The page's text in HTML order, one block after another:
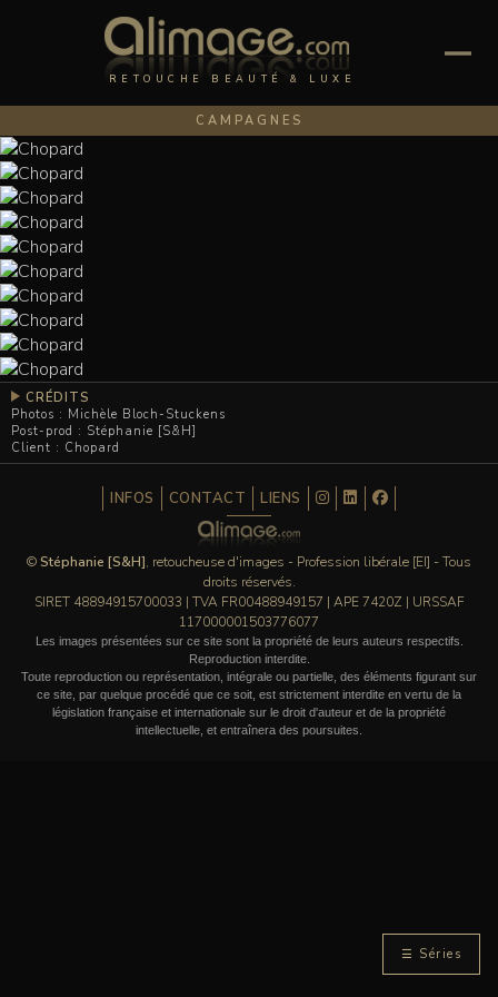
RETOUCHE BEAUTÉ & LUXE
CAMPAGNES
CRÉDITS
Photos : Michèle Bloch-Stuckens
Post-prod : Stéphanie [S&H]
Client : Chopard
☰ Séries
INFOS CONTACT LIENS
©Stéphanie [S&H], retoucheuse d'images - Profession libérale [EI] - Tous
droits réservés.
SIRET 48894915700033 | TVA FR00488949157 | APE 7420Z | URSSAF
117000001503776077
Les images présentées sur ce site sont la propriété de leurs auteurs respectifs.
Reproduction interdite.
Toute reproduction ou représentation, intégrale ou partielle, des éléments figurant sur
ce site, par quelque procédé que ce soit, est strictement interdite en vertu de la
législation française et internationale sur le droit d'auteur et de la propriété
intellectuelle, et entraînera des poursuites.